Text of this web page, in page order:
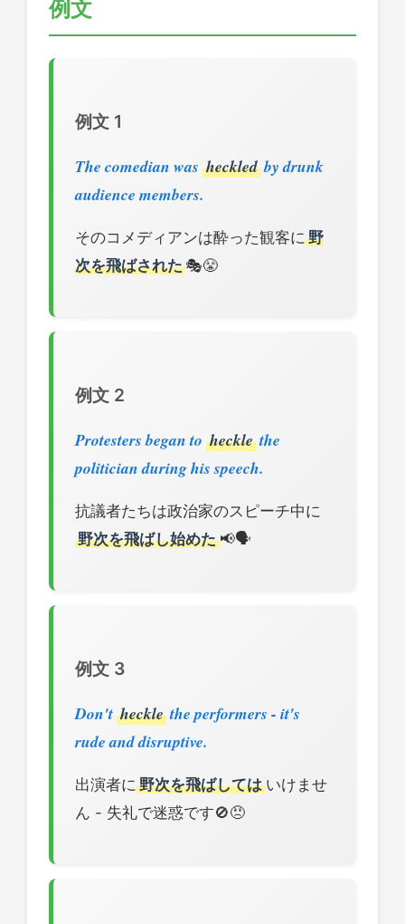
例文
例文 1
The comedian was heckled by drunk
audience members.
そのコメディアンは酔った観客に 野
次を飛ばされた 🎭😤
例文 2
Protesters began to heckle the
politician during his speech.
抗議者たちは政治家のスピーチ中に
野次を飛ばし始めた📢🗣️
例文 3
Don't heckle the performers - it's
rude and disruptive.
出演者に 野次を飛ばしてはいけませ
ん - 失礼で迷惑です🚫😠